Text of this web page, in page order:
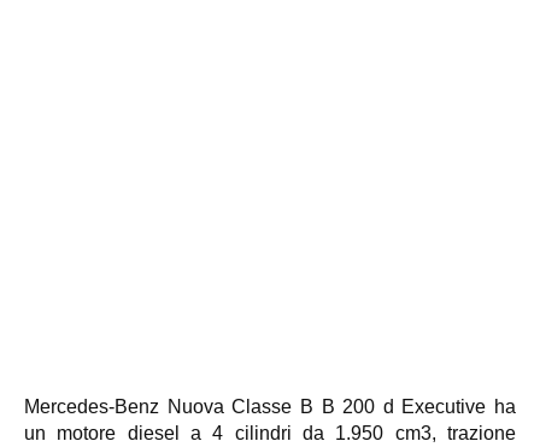
Mercedes-Benz Nuova Classe B B 200 d Executive ha
un motore diesel a 4 cilindri da 1.950 cm3, trazione